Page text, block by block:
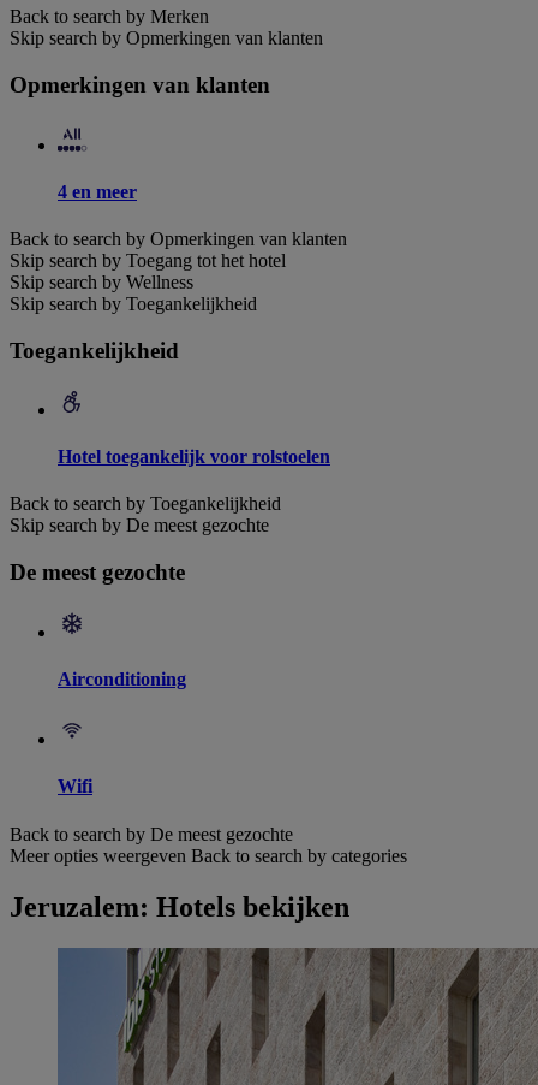
Back to search by Merken
Skip search by Opmerkingen van klanten
Opmerkingen van klanten
4 en meer
Back to search by Opmerkingen van klanten
Skip search by Toegang tot het hotel
Skip search by Wellness
Skip search by Toegankelijkheid
Toegankelijkheid
Hotel toegankelijk voor rolstoelen
Back to search by Toegankelijkheid
Skip search by De meest gezochte
De meest gezochte
Airconditioning
Wifi
Back to search by De meest gezochte
Meer opties weergeven Back to search by categories
Jeruzalem: Hotels bekijken